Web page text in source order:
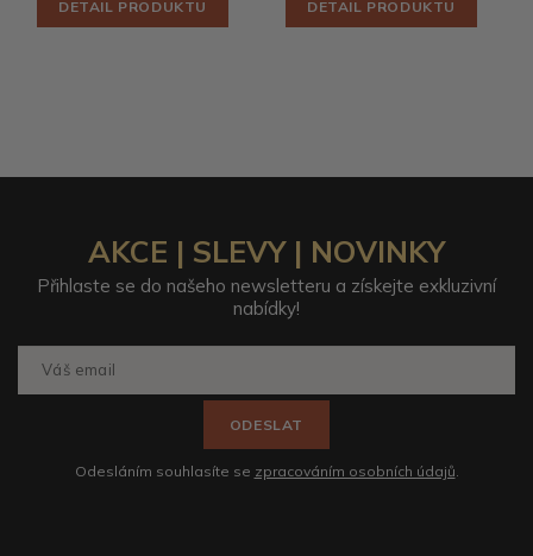
DETAIL PRODUKTU
DETAIL PRODUKTU
AKCE | SLEVY | NOVINKY
Přihlaste se do našeho newsletteru a získejte exkluzivní
nabídky!
ODESLAT
Odesláním souhlasíte se zpracováním osobních údajů